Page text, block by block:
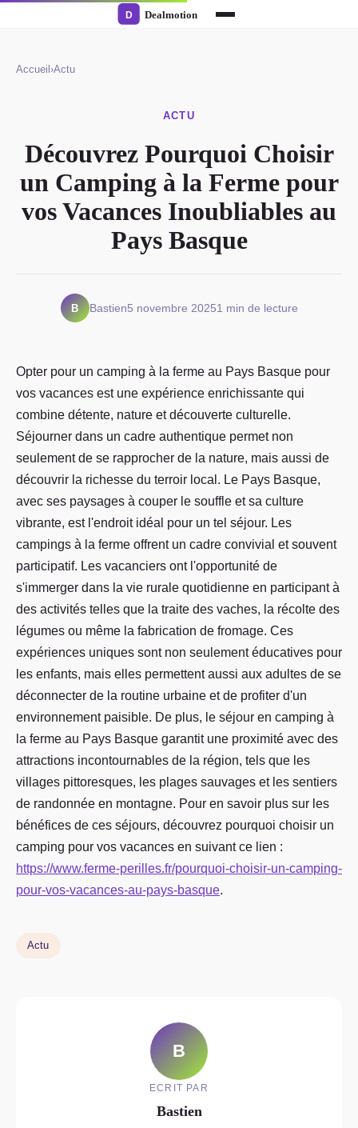
Accueil ›Actu
ACTU
Découvrez Pourquoi Choisir
un Camping à la Ferme pour
vos Vacances Inoubliables au
Pays Basque
B Bastien5 novembre 20251 min de lecture
Opter pour un camping à la ferme au Pays Basque pour
vos vacances est une expérience enrichissante qui
combine détente, nature et découverte culturelle.
Séjourner dans un cadre authentique permet non
seulement de se rapprocher de la nature, mais aussi de
découvrir la richesse du terroir local. Le Pays Basque,
avec ses paysages à couper le souffle et sa culture
vibrante, est l'endroit idéal pour un tel séjour. Les
campings à la ferme offrent un cadre convivial et souvent
participatif. Les vacanciers ont l'opportunité de
s'immerger dans la vie rurale quotidienne en participant à
des activités telles que la traite des vaches, la récolte des
légumes ou même la fabrication de fromage. Ces
expériences uniques sont non seulement éducatives pour
les enfants, mais elles permettent aussi aux adultes de se
déconnecter de la routine urbaine et de profiter d'un
environnement paisible. De plus, le séjour en camping à
la ferme au Pays Basque garantit une proximité avec des
attractions incontournables de la région, tels que les
villages pittoresques, les plages sauvages et les sentiers
de randonnée en montagne. Pour en savoir plus sur les
bénéfices de ces séjours, découvrez pourquoi choisir un
camping pour vos vacances en suivant ce lien :
https://www.ferme-perilles.fr/pourquoi-choisir-un-camping-
pour-vos-vacances-au-pays-basque.
Actu
B
ECRIT PAR
Bastien